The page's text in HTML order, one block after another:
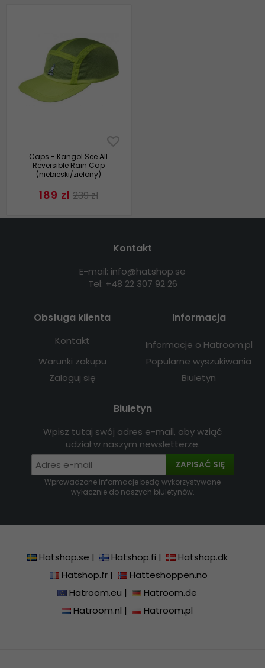
Caps - Kangol See All
Reversible Rain Cap
(niebieski/zielony)
189 zl 239 zl
Kontakt
E-mail: info@hatshop.se
Tel: +48 22 307 92 26
Obsługa klienta
Kontakt
Warunki zakupu
Zaloguj się
Informacja
Informacje o Hatroom.pl
Popularne wyszukiwania
Biuletyn
Biuletyn
Wpisz tutaj swój adres e-mail, aby wziąć
udział w naszym newsletterze.
ZAPISAĆ SIĘ
Wprowadzone informacje będą wykorzystywane
wyłącznie do naszych biuletynów.
Hatshop.se | Hatshop.fi |
Hatshop.dk
Hatshop.fr|
Hatteshoppen.no
Hatroom.eu |
Hatroom.de
Hatroom.nl | Hatroom.pl